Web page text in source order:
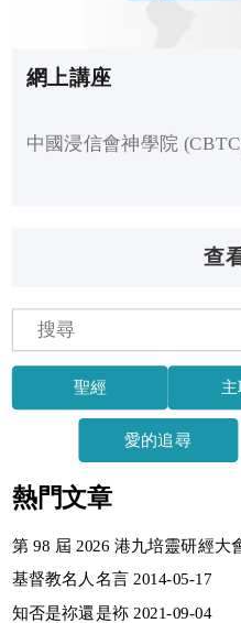
網上講座
中國浸信會神學院
查
聖經
愛的追尋
熱門文章
第 98 屆 2026 港九培靈研經大
基督教名人名言 2014-05-17
知否是祢還是袮 2021-09-04